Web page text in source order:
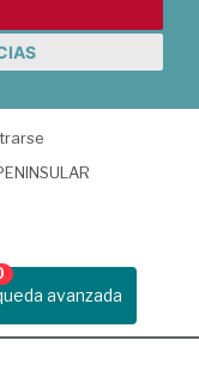
avanzada